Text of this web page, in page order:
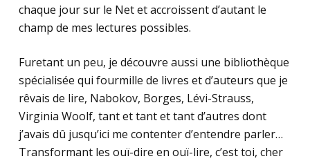
chaque jour sur le Net et accroissent d’autant le
champ de mes lectures possibles.
Furetant un peu, je découvre aussi une bibliothèque
spécialisée qui fourmille de livres et d’auteurs que je
rêvais de lire, Nabokov, Borges, Lévi-Strauss,
Virginia Woolf, tant et tant et tant d’autres dont
j’avais dû jusqu’ici me contenter d’entendre parler…
Transformant les ouï-dire en ouï-lire, c’est toi, cher